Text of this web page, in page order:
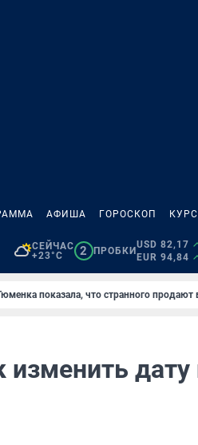
АФИША ГОРОСКОП
СЕЙЧАС
+23°C
2 ПРОБКИ
USD 82,17
EUR 94,84
показала, что странного продают
дату